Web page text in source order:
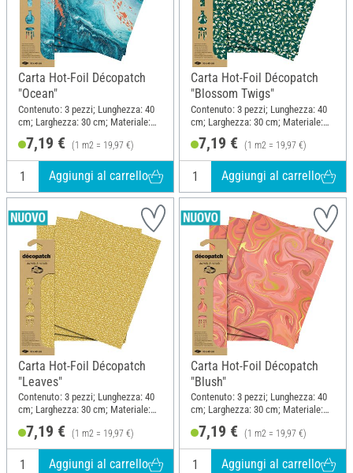
Carta Hot-Foil Décopatch
"Ocean"
Contenuto: 3 pezzi; Lunghezza: 40
cm; Larghezza: 30 cm; Materiale:
7,19 € (1 m2 = 19,97 €)
Aggiungi al carrello
Carta Hot-Foil Décopatch
"Blossom Twigs"
Contenuto: 3 pezzi; Lunghezza: 40
cm; Larghezza: 30 cm; Materiale:
7,19 € (1 m2 = 19,97 €)
Aggiungi al carrello
Carta Hot-Foil Décopatch
"Leaves"
Contenuto: 3 pezzi; Lunghezza: 40
cm; Larghezza: 30 cm; Materiale:
7,19 € (1 m2 = 19,97 €)
Aggiungi al carrello
Carta Hot-Foil Décopatch
"Blush"
Contenuto: 3 pezzi; Lunghezza: 40
cm; Larghezza: 30 cm; Materiale:
7,19 € (1 m2 = 19,97 €)
Aggiungi al carrello